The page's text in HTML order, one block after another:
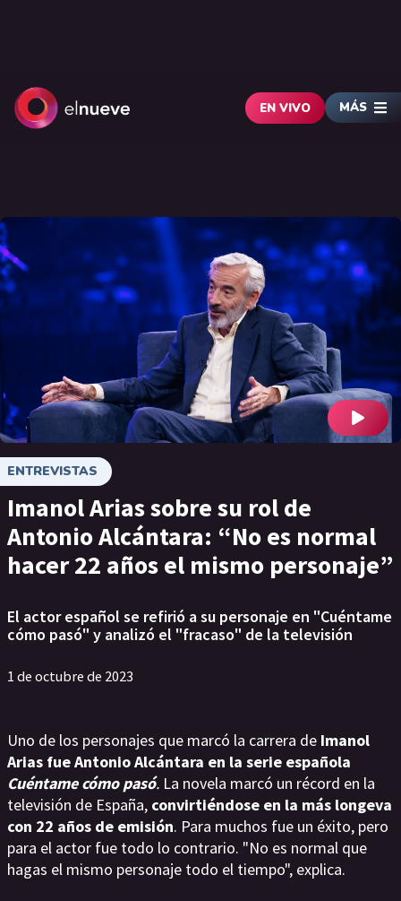
EN VIVO MÁS
ENTREVISTAS
Imanol Arias sobre su rol de
Antonio Alcántara: “No es normal
hacer 22 años el mismo personaje”
El actor español se refirió a su personaje en "Cuéntame
cómo pasó" y analizó el "fracaso" de la televisión
1 de octubre de 2023
Uno de los personajes que marcó la carrera de Imanol
Arias fue Antonio Alcántara en la serie española
Cuéntame cómo pasó. La novela marcó un récord en la
televisión de España, convirtiéndose en la más longeva
con 22 años de emisión. Para muchos fue un éxito, pero
para el actor fue todo lo contrario. "No es normal que
hagas el mismo personaje todo el tiempo", explica.